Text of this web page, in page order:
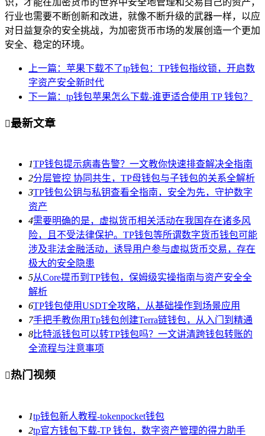
行业也需要不断创新和改进，就像不断升级的武器一样，以应
对日益复杂的安全挑战，为加密货币市场的发展创造一个更加
安全、稳定的环境。
上一篇：苹果下载不了tp钱包：TP钱包指纹锁，开启数
字资产安全新时代
下一篇：tp钱包苹果怎么下载-谁更适合使用 TP 钱包？
最新文章
1TP钱包提示病毒告警？一文教你快速排查解决全指南
2分层管控 协同共生，TP母钱包与子钱包的关系全解析
3TP钱包公钥与私钥查看全指南，安全为先，守护数字
资产
4需要明确的是，虚拟货币相关活动在我国存在诸多风
险，且不受法律保护。TP钱包等所谓数字货币钱包可能
涉及非法金融活动，诱导用户参与虚拟货币交易，存在
极大的安全隐患
5从Core提币到TP钱包，保姆级实操指南与资产安全全
解析
6TP钱包使用USDT全攻略，从基础操作到场景应用
7手把手教你用Tp钱包创建Terra链钱包，从入门到精通
8比特派钱包可以转TP钱包吗？一文讲清跨钱包转账的
全流程与注意事项
热门视频
1tp钱包新人教程-tokenpocket钱包
2tp官方钱包下载-TP 钱包，数字资产管理的得力助手